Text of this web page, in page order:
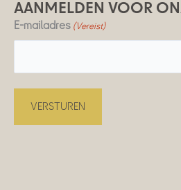
AANMELDEN VOOR
E-mailadres (Vereist)